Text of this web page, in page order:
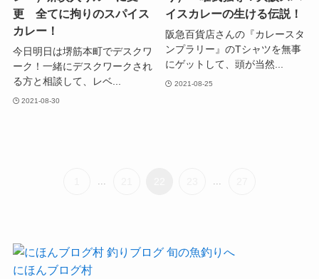
更 全てに拘りのスパイス
カレー！
今日明日は堺筋本町でデスクワ
ーク！一緒にデスクワークされ
る方と相談して、レベ...
2021-08-30
イスカレーの生ける伝説！
阪急百貨店さんの『カレースタ
ンプラリー』のTシャツを無事
にゲットして、頭が当然...
2021-08-25
にほんブログ村